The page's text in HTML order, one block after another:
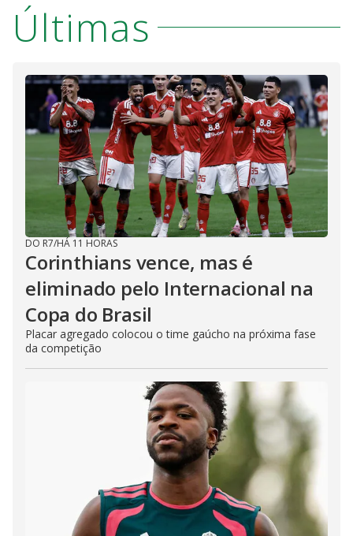
Últimas
DO R7/HÁ 11 HORAS
Corinthians vence, mas é
eliminado pelo Internacional na
Copa do Brasil
Placar agregado colocou o time gaúcho na próxima fase
da competição